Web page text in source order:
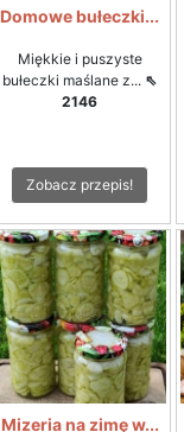
Domowe bułeczki...
Miękkie i puszyste
bułeczki maślane z... ⇖
2146
Zobacz przepis!
Mizeria na zimę w...